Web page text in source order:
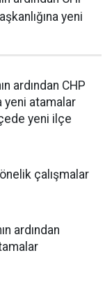
yeni
ardından CHP
yeni atamalar
yeni ilçe
çalışmalar
ardından